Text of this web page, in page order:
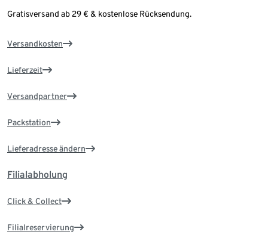
Gratisversand ab 29 € & kostenlose Rücksendung.
Versandkosten
Lieferzeit
Versandpartner
Packstation
Lieferadresse ändern
Filialabholung
Click & Collect
Filialreservierung